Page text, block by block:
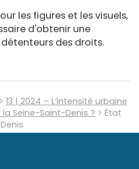
les figures et les visuels,
d'obtenir une
des droits.
> 13 | 2024 – L’intensité urbaine
Seine-Saint-Denis ? > État